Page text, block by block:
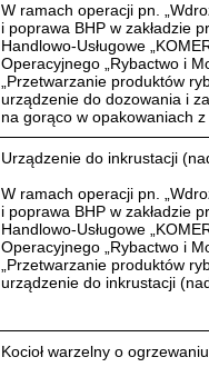
W ramach operacji pn.
i poprawa BHP w zakładzie
Handlowo-Usługowe
Operacyjnego „Rybactwo i
„Przetwarzanie produktów
urządzenie do dozowania i
na gorąco w opakowaniach
Urządzenie do inkrustacji
W ramach operacji pn.
i poprawa BHP w zakładzie
Handlowo-Usługowe
Operacyjnego „Rybactwo i
„Przetwarzanie produktów
urządzenie do inkrustacji
Kocioł warzelny o